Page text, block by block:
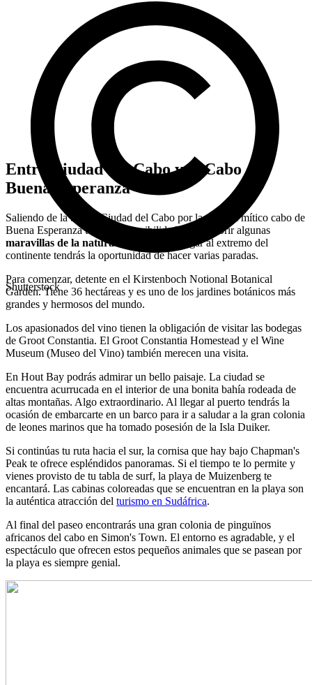
Shutterstock
Entre Ciudad del Cabo y el Cabo de
Buena Esperanza
Saliendo de la bonita Ciudad del Cabo por la ruta del mítico cabo de
Buena Esperanza tendrás la posibilidad de descubrir algunas
maravillas de la naturaleza
. Antes de llegar al extremo del
continente tendrás la oportunidad de hacer varias paradas.
Para comenzar, detente en el Kirstenboch Notional Botanical
Garden. Tiene 36 hectáreas y es uno de los jardines botánicos más
grandes y hermosos del mundo.
Los apasionados del vino tienen la obligación de visitar las bodegas
de Groot Constantia. El Groot Constantia Homestead y el Wine
Museum (Museo del Vino) también merecen una visita.
En Hout Bay podrás admirar un bello paisaje. La ciudad se
encuentra acurrucada en el interior de una bonita bahía rodeada de
altas montañas. Algo extraordinario. Al llegar al puerto tendrás la
ocasión de embarcarte en un barco para ir a saludar a la gran colonia
de leones marinos que ha tomado posesión de la Isla Duiker.
Si continúas tu ruta hacia el sur, la cornisa que hay bajo Chapman's
Peak te ofrece espléndidos panoramas. Si el tiempo te lo permite y
vienes provisto de tu tabla de surf, la playa de Muizenberg te
encantará. Las cabinas coloreadas que se encuentran en la playa son
la auténtica atracción del turismo en Sudáfrica.
Al final del paseo encontrarás una gran colonia de pinguïnos
africanos del cabo en Simon's Town. El entorno es agradable, y el
espectáculo que ofrecen estos pequeños animales que se pasean por
la playa es siempre genial.